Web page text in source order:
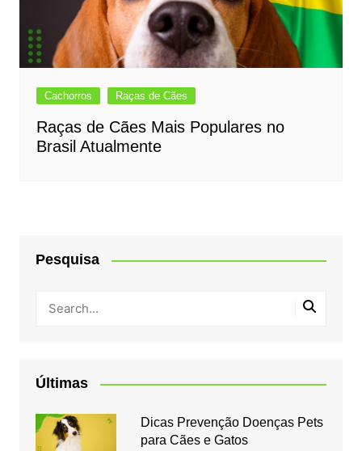
Cachorros Raças de Cães
Raças de Cães Mais Populares no
Brasil Atualmente
Pesquisa
Últimas
Dicas Prevenção Doenças Pets
para Cães e Gatos